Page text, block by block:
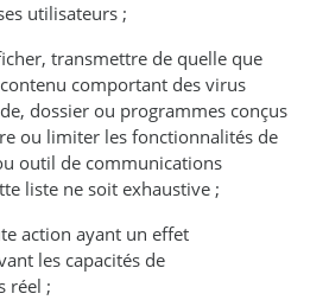
utilisateurs ;
transmettre de quelle que
comportant des virus
dossier ou programmes conçus
ou limiter les fonctionnalités de
outil de communications
liste ne soit exhaustive ;
action ayant un effet
les capacités de
réel ;